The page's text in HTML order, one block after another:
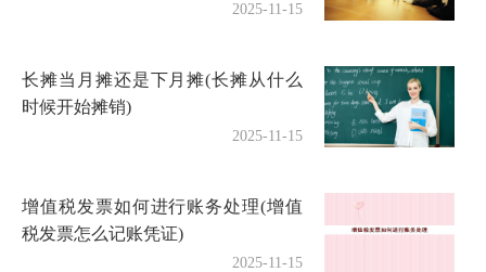
2025-11-15
长摊当月摊还是下月摊(长摊从什么
时候开始摊销)
2025-11-15
增值税发票如何进行账务处理(增值
税发票怎么记账凭证)
2025-11-15